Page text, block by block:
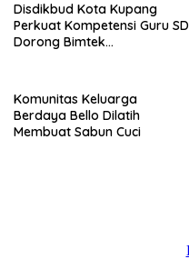
Disdikbud Kota Kupang
Perkuat Kompetensi Guru SD
Dorong Bimtek
Komunitas Keluarga
Berdaya Bello Dilatih
Membuat Sabun Cuci